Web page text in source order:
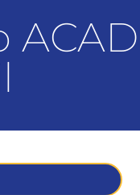
ACAD